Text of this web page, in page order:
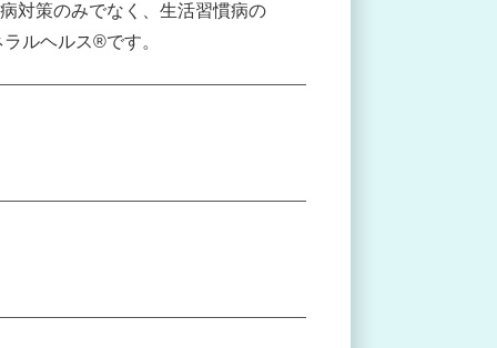
対策のみでなく、生活習慣病の
ルヘルス®です。